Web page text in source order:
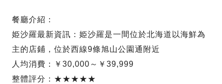
餐廳介紹：
姫沙羅最新資訊：姫沙羅是一間位於北海道以海鮮為
主的店鋪，位於西線9條旭山公園通附近
人均消費：￥30,000～￥39,999
整體評分：★★★★★